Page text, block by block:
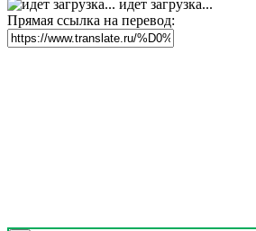
идет загрузка...
Прямая ссылка на перевод: